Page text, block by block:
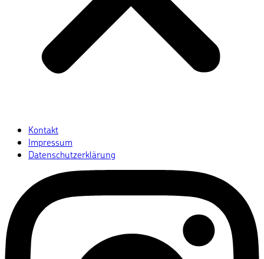
Kontakt
Impressum
Datenschutzerklärung